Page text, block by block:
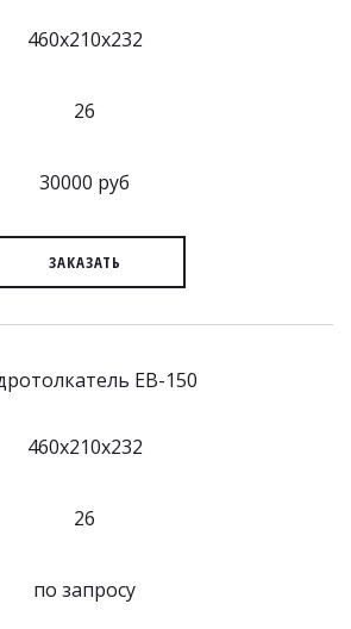
460x210x232
26
30000 руб
ЗАКАЗАТЬ
EB-150
460x210x232
26
по запросу